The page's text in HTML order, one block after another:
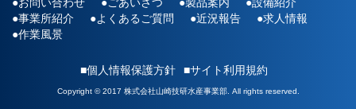
事業所紹介
よくあるご質問 近況報告
求人情報
作業風景
■個人情報保護方針 ■サイト利用規約
Copyright © 2017 株式会社山崎技研水産事業部. All rights reserved.